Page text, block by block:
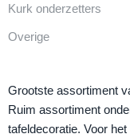
Kurk onderzetters
Overige
Grootste assortiment
Ruim assortiment
tafeldecoratie. Voor